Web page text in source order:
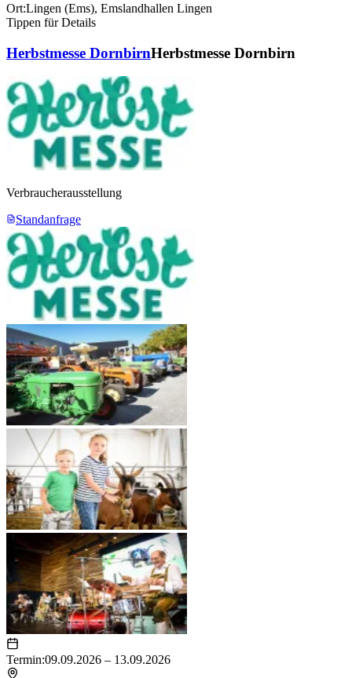
Ort:Lingen (Ems), Emslandhallen Lingen
Tippen für Details
Herbstmesse DornbirnHerbstmesse Dornbirn
Verbraucherausstellung
Standanfrage
Termin:09.09.2026 – 13.09.2026